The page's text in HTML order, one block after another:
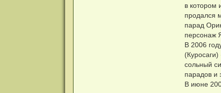
в котором
продался
парад
персонаж
В 2006
сольный
парадов и
В июне